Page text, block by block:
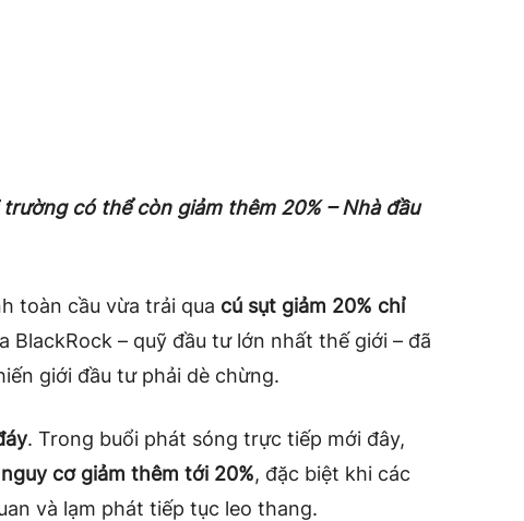
có thể còn giảm thêm 20% – Nhà đầu
toàn cầu vừa trải qua cú sụt giảm 20% chỉ
BlackRock – quỹ đầu tư lớn nhất thế giới – đã
giới đầu tư phải dè chừng.
. Trong buổi phát sóng trực tiếp mới đây,
nguy cơ giảm thêm tới 20%, đặc biệt khi các
và lạm phát tiếp tục leo thang.